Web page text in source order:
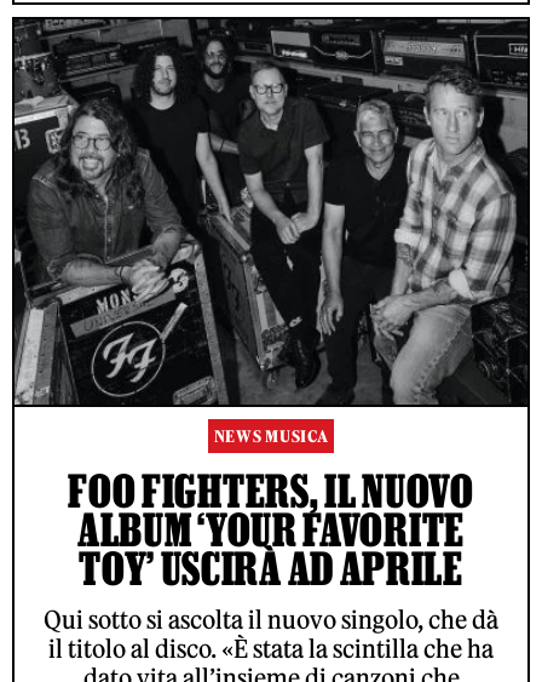
NEWS MUSICA
FOO FIGHTERS, IL NUOVO
ALBUM ‘YOUR FAVORITE
TOY’ USCIRÀ AD APRILE
Qui sotto si ascolta il nuovo singolo, che dà
il titolo al disco. «È stata la scintilla che ha